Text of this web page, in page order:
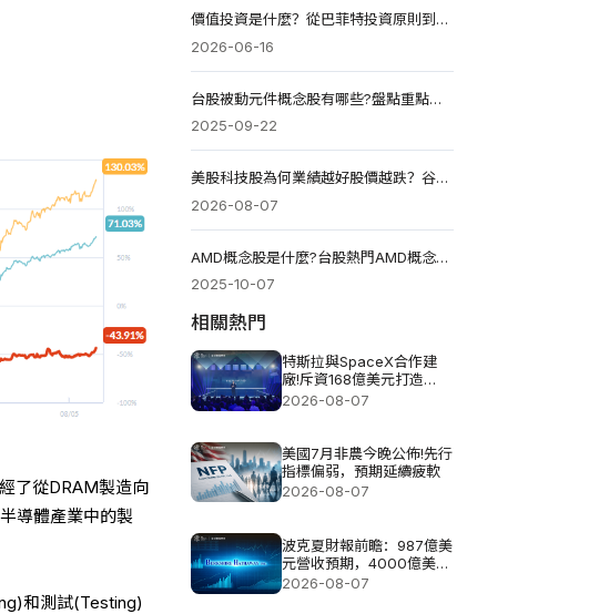
了從DRAM製造向
導體產業中的製
和測試(Testing)
價值投資是什麼？從巴菲特投資原則到選股方法（2026版）
2026-06-16
台股被動元件概念股有哪些?盤點重點標的
2025-09-22
美股科技股為何業績越好股價越跌？谷歌、台積電、甲骨文揭AI投資壓力
2026-08-07
AMD概念股是什麼?台股熱門AMD概念股有哪些?
2025-10-07
相關熱門
特斯拉與SpaceX合作建
廠!斥資168億美元打造
Terafab基地
2026-08-07
美國7月非農今晚公佈!先行
指標偏弱，預期延續疲軟
2026-08-07
波克夏財報前瞻：987億美
元營收預期，4000億美元
現金如何佈局?
2026-08-07